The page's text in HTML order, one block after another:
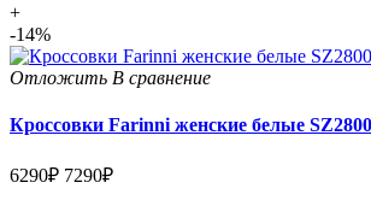
+
-14%
Отложить В сравнение
Кроссовки Farinni женские белые
6290₽ 7290₽